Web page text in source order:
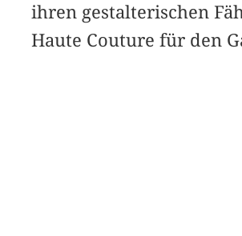
ihren gestalterischen
Haute Couture für den